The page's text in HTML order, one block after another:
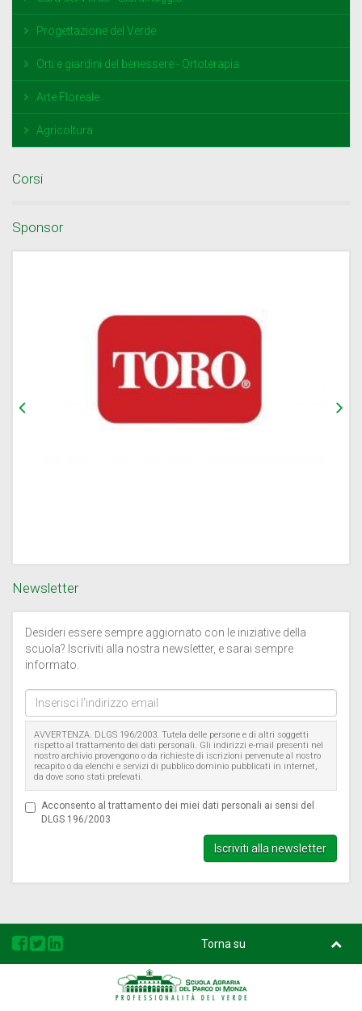
Progettazione del Verde
Orti e giardini del benessere - Ortoterapia
Arte Floreale
Agricoltura
Corsi
Sponsor
Newsletter
Desideri essere sempre aggiornato con le iniziative della
scuola? Iscriviti alla nostra newsletter, e sarai sempre
informato.
Inserisci
l'indirizzo
email
AVVERTENZA. DLGS 196/2003. Tutela delle persone e di altri soggetti
rispetto al trattamento dei dati personali. Gli indirizzi e-mail presenti nel
nostro archivio provengono o da richieste di iscrizioni pervenute al nostro
recapito o da elenchi e servizi di pubblico dominio pubblicati in internet,
da dove sono stati prelevati.
Acconsento al trattamento dei miei dati personali ai sensi del
DLGS 196/2003
Iscriviti alla newsletter
Torna su